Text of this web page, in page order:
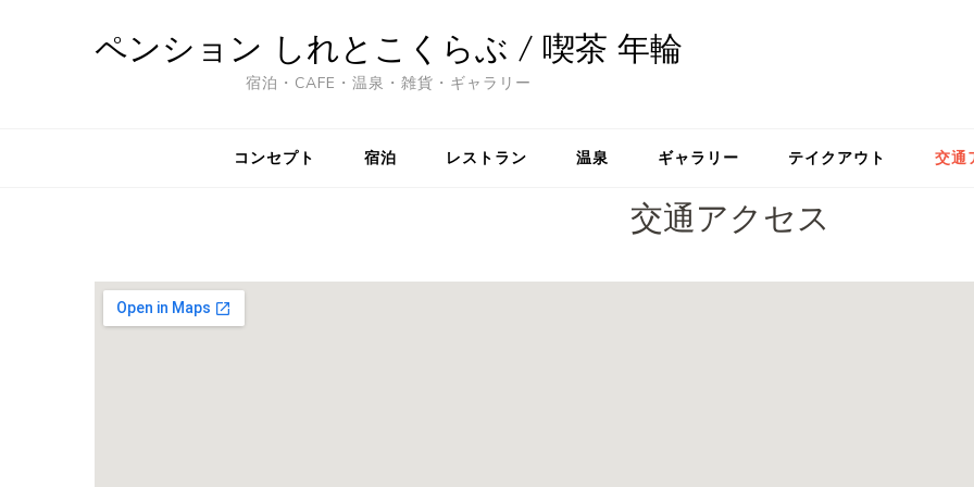
ペンション しれとこくらぶ / 喫茶 年輪
宿泊・CAFE・温泉・雑貨・ギャラリー
コンセプト 宿泊 レストラン 温泉 ギャラリー テイクアウト 交通
交通アクセス